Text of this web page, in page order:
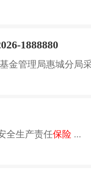
1888880
基金管理局惠城分局
全生产责任保险 ...